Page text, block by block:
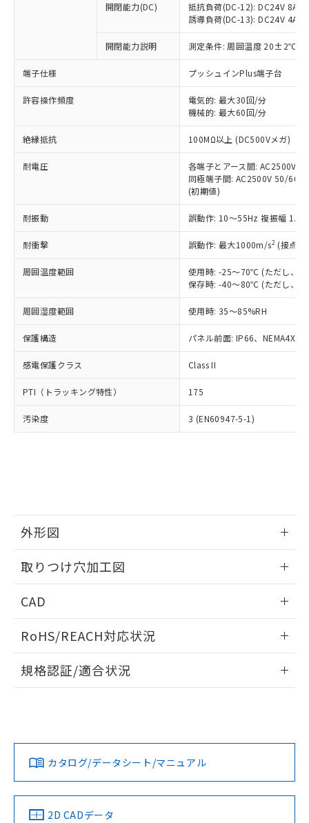
開閉能力(DC)
抵抗負荷(DC-12): DC24V 8A/
誘導負荷(DC-13): DC24V 4A/
開閉能力説明 測定条件: 周囲温度 20±2℃、
端子仕様 プッシュインPlus端子台
許容操作頻度
電気的: 最大30回/分
機械的: 最大60回/分
絶縁抵抗 100MΩ以上 (DC500Vメガ)
耐電圧
各端子とアース間: AC2500V
同極端子間: AC2500V 50/
(初期値)
耐振動 誤動作: 10～55Hz 複振幅
耐衝撃 誤動作: 最大1000m/s2 (接点
周囲温度範囲
使用時: -25～70℃ (ただし、氷
保存時: -40～80℃ (ただし、氷
周囲湿度範囲 使用時: 35～85%RH
保護構造 パネル前面: IP66、NEMA4X,
感電保護クラス Class II
PTI（トラッキング特性） 175
汚染度 3 (EN60947-5-1)
外形図
取りつけ穴加工図
CAD
ドすることができます。
ログイン/会員登録
ダウンロードデータをご利用いただく前に、以下を必ずお読
みください。
ソフトウェアの使用条件
RoHS/REACH対応状況
EU RoHS 注意事項・凡例
対応済み
中国 RoHS 注意事項・凡例
規格認証/適合状況
カタログ/データシート/マニュアル
2D CADデータ
以下の条件をお読みいただき、同意のうえ
ご利用ください。
本サービスは、当社制御機器事業取扱
商品の当社在庫状況および標準価格
(税抜)を提供させていただくもので
当社制御機器事業取扱商品の中には、
本サービスの対象外となる商品もある
ことをご了承ください。
在庫状況および標準価格照会結果は、
記載している更新日時点での社内デー
タに基づき作成されるものであり、閲
覧された時点での実際の在庫および標
準価格とは異なる場合があることをご
正式な納期状況および標準価格はお客
様のお取引先、またはお客様担当のオ
ムロン制御機器販売店・当社販売員に
オムロン制御機器販売店や当社販売拠
販売ネットワーク
」をご確認
在庫状況および標準価格結果を当社の
事前の承諾なく第三者に漏洩または開
示しないようお願いします。
マイパーツ機能（部品リスト作成サー
ビス）をご利用いただくには、I-Web
品・サービスに関するお客様との取
の共同利用に関して"
用者の範囲」に記載されている法人を
対応予定なし：EU RoHS指令（10物質）の
非含有に非対応の商品で、対応品を出す予
調査・確認中：EU RoHS指令（10物質）の
非含有の対応状況を調査中または確認中の
商品です。
非該当品：ライセンス料など無形物で、有
害物質有無と関係のない商品です。
仕入先様の事情により、非含有部品として
いたものが、含有品と判明した場合などや
むを得ず変更することがあります。
鉛(Pb) 1000ppm以下、 水銀(Hg) 1000ppm以下、 カド
六価クロム(Cr(Ⅵ)) 1000ppm以下、ポリ臭化ビフェニル
類(PBB) 1000ppm以下、ポリ臭化ジフェニルエーテル類
ルベンジル（BBP） 1000ppm以下、フタル酸ジブチル
（DBP） 1000ppm以下、フタル酸ジイソブチル
但し、RoHS指令で産業用監視および制御機器に対する
適用除外項目は除く。
フタル酸エステル類の４物質については閾値を超える意
図的な使用がないことを確認しています。
部品在庫の切り替え状況などにより、予定
月が前後することがあります。
EU RoHS指令（10物質）の非含有証明書
51物質の非含有証明書（当社基準）
※本証明書は発行日時点で非含有を証明す
物質の対応では、対応完了までの期間は出
荷製品に未対応品が混在することから備考
欄に対応日を記載しておりました。
既に当社にて対応品への在庫切替を完了
「○」：最大均質材料含有率が中国RoHSの
基準値以下であることを示します。
「×」：最大均質材料含有率が中国RoHSの
基準値を超えていることを示します。
「－」：未確認です。当社販売部門へお問
*中国RoHS10物質の基準値 (GB/T26572)：
Pb(鉛) :1000ppm、 Hg(水銀) : 1000ppm、 Cd(カドミウ
Cr(Ⅵ)(六価クロム) : 1000ppm、 PBBs(ポリ臭化ビフェ
ニル類) : 1000ppm、 PBDEs(ポリ臭化ジフェニルエーテ
ル類) : 1000ppm、
DBP(フタル酸ジブチル) : 1000ppm、 DIBP(フタル酸ジ
イソブチル) : 1000ppm、 BBP(フタル酸ブチルベンジ
DEHP(フタル酸ビス(2-エチルヘキシル)) : 1000ppm
「ｅ」：有害物質（10物質）のすべてが基
準値以下であることを示します。
「10」：通常の使用状況下において有害物
質が外部に漏えいし、環境に深刻な影響を
及ぼさない年数を意味します。
当社は、これら貴社製品のうち、外国
為替および外国貿易法に定める商品
（以下｢規制貨物等」という）を輸出
または国外への提供する場合は、日本
国政府の輸出許可(または役務取引許
可)を取得するなどの必要な手続きを
当社は規制貨物を破棄する場合は、完
全に破砕するなど、違法に輸出されな
いよう必要な手段を講じます。
当社は貴社製品を、核兵器、ミサイ
ル、化学兵器、生物兵器またはその他
武器並びにこれらの製造装置等に一切
当社は、貴社製品を第三者に販売する
場合は、上記1、2および3の内容を当
該第三者に通知します。また当社は、
販売先および販売に係わる関係者が違
法に輸出するおそれがある場合は、取
り引きをいたしません。
一定数以上の在庫あり
一定数には満たないが在庫あり
在庫なし(最新の在庫状況につ
いては、お客様のお取引先、ま
たはお客様担当のオムロン制御
機器販売店・当社販売員にご確
受注生産機種、また在庫状況の
情報を公開していない機種